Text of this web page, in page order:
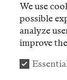
Tag im
Zeiten
Himmel
verbrennen.
alle Hände
We use
possible
analyze
improve